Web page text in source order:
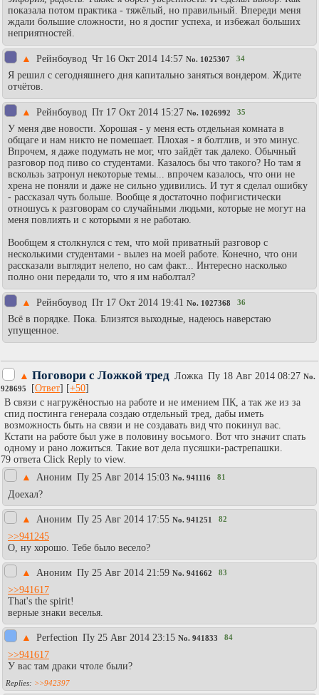
показала потом практика - тяжёлый, но правильный. Впереди меня
ждали большие сложности, но я достиг успеха, и избежал больших
неприятностей.
▲ Рейнбоувод Чт 16 Окт 2014 14:57 No. 1025307 34
Я решил с сегодняшнего дня капитально заняться вондером. Ждите
отчётов.
▲ Рейнбоувод Пт 17 Окт 2014 15:27 No. 1026992 35
У меня две новости. Хорошая - у меня есть отдельная комната в
общаге и нам никто не помешает. Плохая - я болтлив, и это минус.
Впрочем, я даже подумать не мог, что зайдёт так далеко. Обычный
разговор под пиво со студентами. Казалось бы что такого? Но там я
вскользь затронул некоторые темы... впрочем казалось, что они не
хрена не поняли и даже не сильно удивились. И тут я сделал ошибку
- рассказал чуть больше. Вообще я достаточно пофигистически
отношусь к разговорам со случайными людьми, которые не могут на
меня повлиять и с которыми я не работаю.
Вообщем я столкнулся с тем, что мой приватный разговор с
несколькими студентами - вылез на моей работе. Конечно, что они
рассказали выглядит нелепо, но сам факт... Интересно насколько
полно они передали то, что я им наболтал?
▲ Рейнбоувод Пт 17 Окт 2014 19:41 No. 1027368 36
Всё в порядке. Пока. Близятся выходные, надеюсь наверстаю
упущенное.
▲ Поговори с Ложкой тред Ложка Пy 18 Авг 2014 08:27 No.
928695
[Ответ] [+50]
В связи с нагружёностью на работе и не имением ПК, а так же из за
спид постинга генерала создаю отдельный тред, дабы иметь
возможность быть на связи и не создавать вид что покинул вас.
Кстати на работе был уже в половину восьмого. Вот что значит спать
одному и рано ложиться. Такие вот дела пусяшки-растрепашки.
79 ответа Click Reply to view.
▲
Аноним Пy 25 Авг 2014 15:03 No. 941116 81
Доехал?
▲ Аноним Пy 25 Авг 2014 17:55 No. 941251 82
>>941245
О, ну хорошо. Тебе было весело?
▲ Аноним Пy 25 Авг 2014 21:59 No. 941662 83
>>941617
That's the spirit!
верные знаки веселья.
▲ Perfection Пy 25 Авг 2014 23:15 No. 941833 84
>>941617
У вас там драки чтоле были?
>>942397